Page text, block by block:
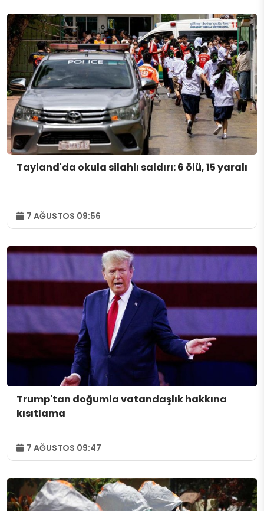
Tayland'da okula silahlı saldırı: 6 ölü, 15 yaralı
7 AĞUSTOS 09:56
Trump'tan doğumla vatandaşlık hakkına
kısıtlama
7 AĞUSTOS 09:47